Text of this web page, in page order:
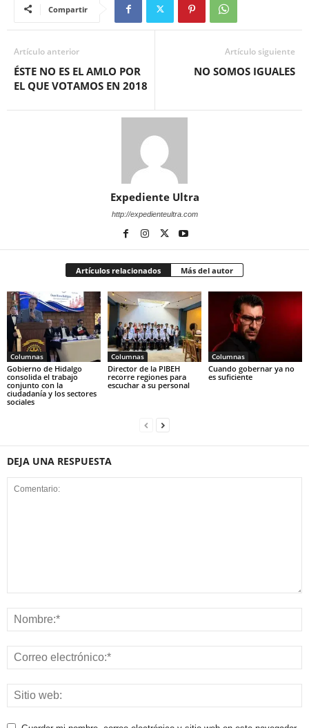
Compartir
Artículo anterior
ÉSTE NO ES EL AMLO POR
EL QUE VOTAMOS EN 2018
Artículo siguiente
NO SOMOS IGUALES
Expediente Ultra
http://expedienteultra.com
Artículos relacionados Más del autor
Columnas
Gobierno de Hidalgo
consolida el trabajo
conjunto con la
ciudadanía y los sectores
sociales
Columnas
Director de la PIBEH
recorre regiones para
escuchar a su personal
Columnas
Cuando gobernar ya no
es suficiente
DEJA UNA RESPUESTA